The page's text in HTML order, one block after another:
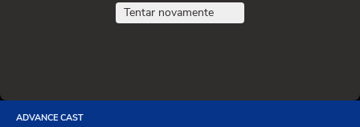
Tentar novamente
ADVANCE CAST